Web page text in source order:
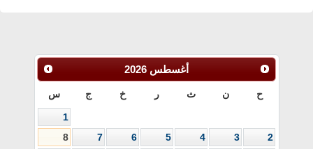
أغسطس 2026
ح ن ث ر خ ج س
1
2
3
4
5
6
7
8